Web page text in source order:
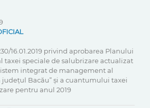
16.01.2019 privind aprobarea Planului
taxei speciale de salubrizare actualizat
integrat de management al
Bacău” și a cuantumului taxei
pentru anul 2019